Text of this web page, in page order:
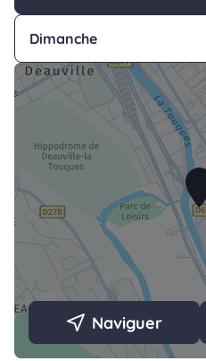
Dimanche
Naviguer